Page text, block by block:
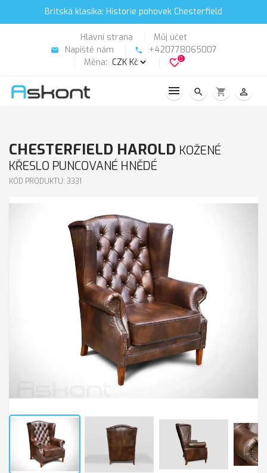
Britská klasika: Historie pohovek Chesterfield
Hlavní strana Můj účet
email Napiště nám phone
+420778065007
Měna:
favorite_border0
search shopping_cart person_outline
CHESTERFIELD HAROLD KOŽENÉ
KŘESLO PUNCOVANÉ HNĚDÉ
KÓD PRODUKTU: 3331